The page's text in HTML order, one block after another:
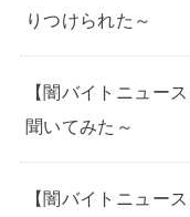
りつけられた～
【闇バイトニュー
聞いてみた～
【闇バイトニュー